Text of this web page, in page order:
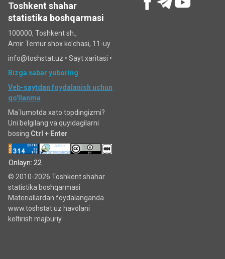
Toshkent shahar
statistika boshqarmasi
100000, Toshkent sh.,
Amir Temur shox ko'chasi, 11-uy
info@toshstat.uz • Sayt xaritasi •
Bizga xabar yuboring
Veb-saytdan foydalanish uchun
qo'llanma
Ma`lumotda xato topdingizmi?
Uni belgilang va quyidagilarni
bosing Ctrl + Enter
Onlayn: 22
© 2010-2026 Toshkent shahar
statistika boshqarmasi
Materiallardan foydalanganda
www.toshstat.uz havolani
keltirish majburiy.